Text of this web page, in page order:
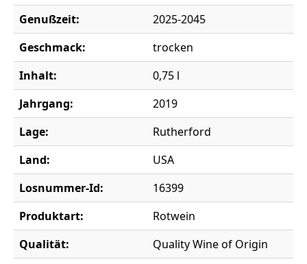
Genußzeit:
2025-2045
Geschmack:
trocken
Inhalt:
0,75 l
Jahrgang:
2019
Lage:
Rutherford
Land:
USA
Losnummer-Id:
16399
Produktart:
Rotwein
Qualität:
Quality Wine of Origin